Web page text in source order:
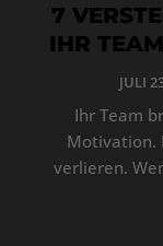
7
IHR
JULI
Ihr Team
Motivation.
verlieren.